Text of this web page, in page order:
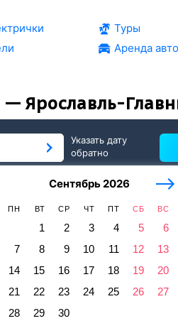
Туры
Аренда авто
Ярославль-
Сентябрь 2026
ПН ВТ СР ЧТ ПТ СБ ВС
1 2 3 4 5
6
7
8 9 10 11 12
13
14
15 16 17 18 19
20
21
22 23 24 25 26
27
28
29 30
Указать дату
обратно
Цены за 1 пассажира